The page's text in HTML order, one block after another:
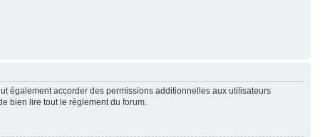
également accorder des permissions additionnelles aux utilisateurs
bien lire tout le règlement du forum.